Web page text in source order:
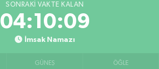
SONRAKI VAKTE KALAN
04:10:08
İmsak Namazı
GÜNEŞ ÖĞLE